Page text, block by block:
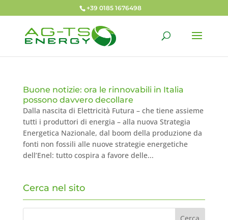
+39 0185 1676498
Buone notizie: ora le rinnovabili in Italia
possono davvero decollare
Dalla nascita di Elettricità Futura – che tiene assieme
tutti i produttori di energia – alla nuova Strategia
Energetica Nazionale, dal boom della produzione da
fonti non fossili alle nuove strategie energetiche
dell’Enel: tutto cospira a favore delle...
Cerca nel sito